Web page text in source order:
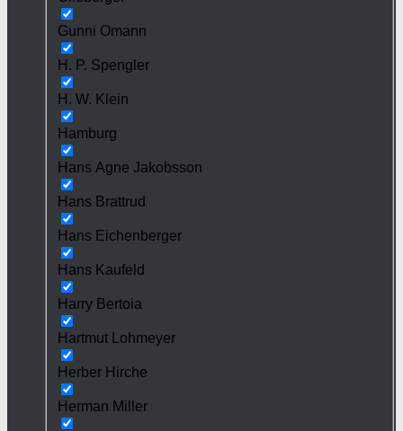
Gunni Omann
H. P. Spengler
H. W. Klein
Hamburg
Hans Agne Jakobsson
Hans Brattrud
Hans Eichenberger
Hans Kaufeld
Harry Bertoia
Hartmut Lohmeyer
Herber Hirche
Herman Miller